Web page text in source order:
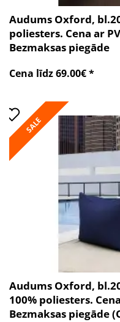
Audums Oxford,
poliesters. Cena ar
Bezmaksas piegāde
Cena līdz 69.00€ *
SALE
Audums Oxford,
100% poliesters.
Bezmaksas piegāde